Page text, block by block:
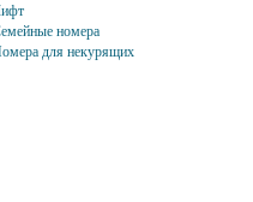
номера
для некурящих